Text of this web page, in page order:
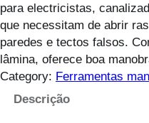
para electricistas,
que necessitam de abrir
paredes e tectos falsos.
lâmina, oferece boa
Category: Ferramentas
Descrição